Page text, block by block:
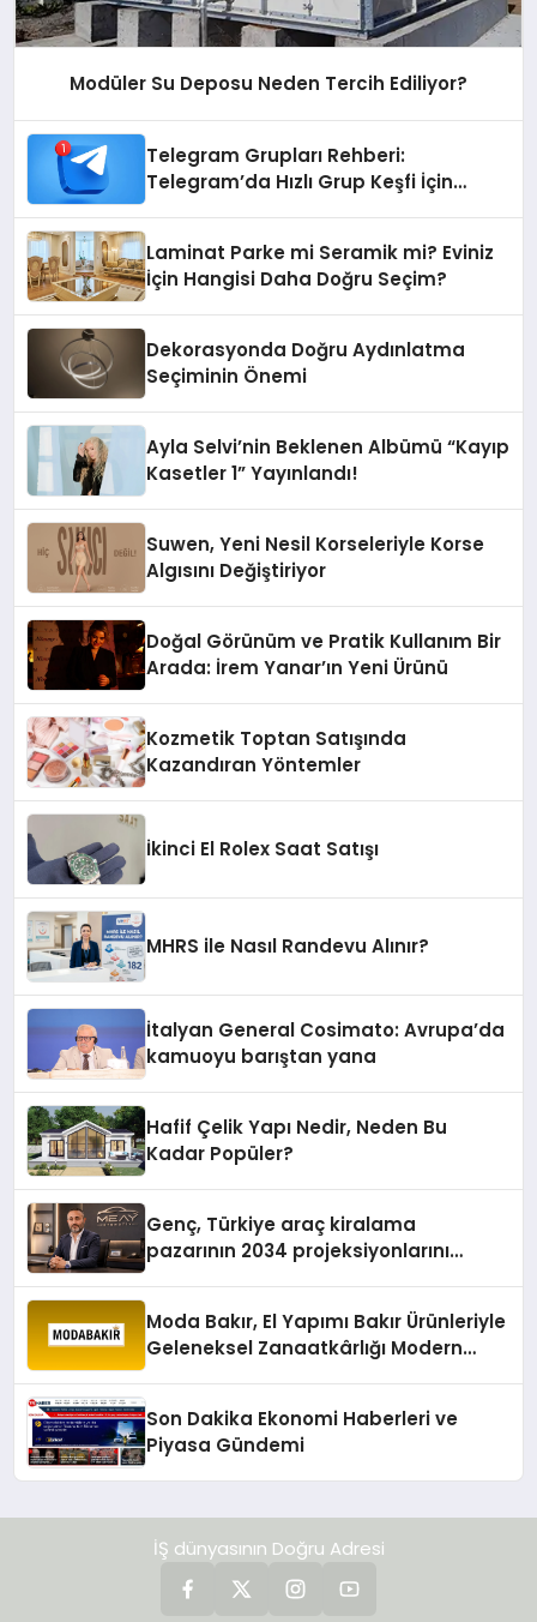
Modüler Su Deposu Neden Tercih Ediliyor?
Telegram Grupları Rehberi:
Telegram’da Hızlı Grup Keşfi İçin
Laminat Parke mi Seramik mi? Eviniz
İçin Hangisi Daha Doğru Seçim?
Dekorasyonda Doğru Aydınlatma
Seçiminin Önemi
Ayla Selvi’nin Beklenen Albümü “Kayıp
Kasetler 1” Yayınlandı!
Suwen, Yeni Nesil Korseleriyle Korse
Algısını Değiştiriyor
Doğal Görünüm ve Pratik Kullanım Bir
Arada: İrem Yanar’ın Yeni Ürünü
Kozmetik Toptan Satışında
Kazandıran Yöntemler
İkinci El Rolex Saat Satışı
MHRS ile Nasıl Randevu Alınır?
İtalyan General Cosimato: Avrupa’da
kamuoyu barıştan yana
Hafif Çelik Yapı Nedir, Neden Bu
Kadar Popüler?
Genç, Türkiye araç kiralama
pazarının 2034 projeksiyonlarını
Moda Bakır, El Yapımı Bakır Ürünleriyle
Geleneksel Zanaatkârlığı Modern
Son Dakika Ekonomi Haberleri ve
Piyasa Gündemi
İŞ dünyasının Doğru Adresi